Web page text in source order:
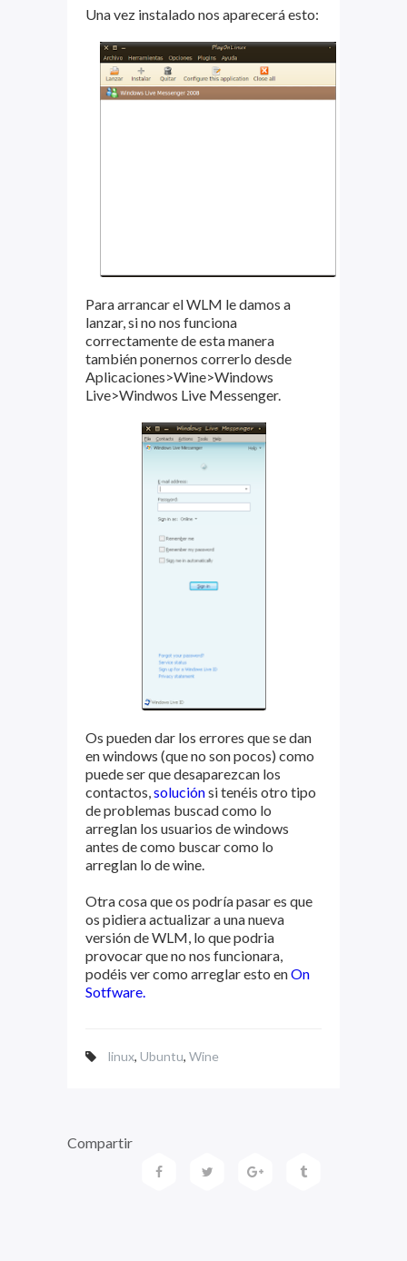
Una vez instalado nos aparecerá esto:
Para arrancar el WLM le damos a
lanzar, si no nos funciona
correctamente de esta manera
también ponernos correrlo desde
Aplicaciones>Wine>Windows
Live>Windwos Live Messenger.
Os pueden dar los errores que se dan
en windows (que no son pocos) como
puede ser que desaparezcan los
contactos,soluciónsi tenéis otro tipo
de problemas buscad como lo
arreglan los usuarios de windows
antes de como buscar como lo
arreglan lo de wine.
Otra cosa que os podría pasar es que
os pidiera actualizar a una nueva
versión de WLM, lo que podria
provocar que no nos funcionara,
podéis ver como arreglar esto enOn
Sotfware.
linux, Ubuntu, Wine
Compartir